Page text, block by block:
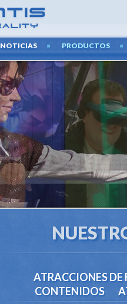
NOTICIAS PRODUCTOS
ATRACCIONES DE
CONTENIDOS